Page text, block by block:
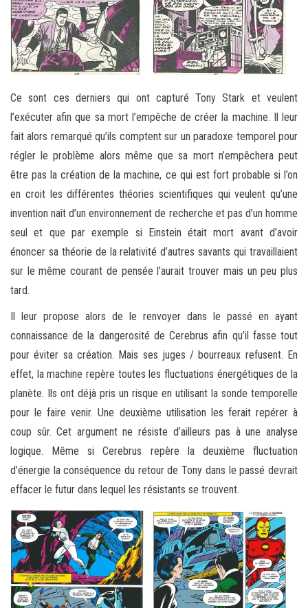
Ce sont ces derniers qui ont capturé Tony Stark et veulent
l’exécuter afin que sa mort l’empêche de créer la machine. Il leur
fait alors remarqué qu’ils comptent sur un paradoxe temporel pour
régler le problème alors même que sa mort n’empêchera peut
être pas la création de la machine, ce qui est fort probable si l’on
en croit les différentes théories scientifiques qui veulent qu’une
invention naît d’un environnement de recherche et pas d’un homme
seul et que par exemple si Einstein était mort avant d’avoir
énoncer sa théorie de la relativité d’autres savants qui travaillaient
sur le même courant de pensée l’aurait trouver mais un peu plus
tard.
Il leur propose alors de le renvoyer dans le passé en ayant
connaissance de la dangerosité de Cerebrus afin qu’il fasse tout
pour éviter sa création. Mais ses juges / bourreaux refusent. En
effet, la machine repère toutes les fluctuations énergétiques de la
planète. Ils ont déjà pris un risque en utilisant la sonde temporelle
pour le faire venir. Une deuxième utilisation les ferait repérer à
coup sûr. Cet argument ne résiste d’ailleurs pas à une analyse
logique. Même si Cerebrus repère la deuxième fluctuation
d’énergie la conséquence du retour de Tony dans le passé devrait
effacer le futur dans lequel les résistants se trouvent.